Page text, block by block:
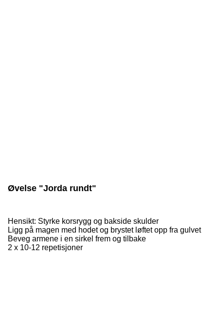
Øvelse "Jorda rundt"
Hensikt: Styrke korsrygg og bakside skulder
Ligg på magen med hodet og brystet løftet opp fra gulvet
Beveg armene i en sirkel frem og tilbake
2 x 10-12 repetisjoner